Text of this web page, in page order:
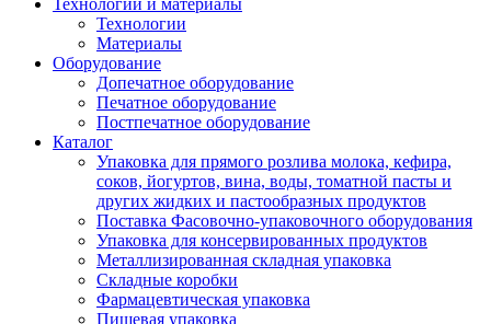
Технологии и материалы
Технологии
Материалы
Оборудование
Допечатное оборудование
Печатное оборудование
Постпечатное оборудование
Каталог
Упаковка для прямого розлива молока, кефира,
соков, йогуртов, вина, воды, томатной пасты и
других жидких и пастообразных продуктов
Поставка Фасовочно-упаковочного оборудования
Упаковка для консервированных продуктов
Металлизированная складная упаковка
Складные коробки
Фармацевтическая упаковка
Пищевая упаковка